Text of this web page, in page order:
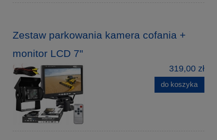
Zestaw parkowania kamera cofania +
monitor LCD 7"
319,00 zł
do koszyka